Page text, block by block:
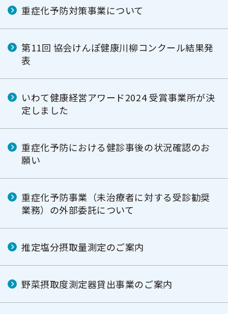
重症化予防対策事業について
第11回 協会けんぽ健康川柳コンクール結果発
表
いわて健康経営アワード2024 受賞事業所が決
定しました
重症化予防における健診事後の状況確認のお
願い
重症化予防事業（未治療者に対する受診勧奨
業務）の外部委託について
推定塩分摂取量測定のご案内
野菜摂取度測定器貸出事業のご案内